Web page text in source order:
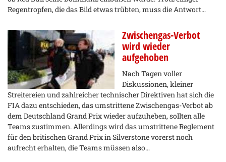
Regentropfen, die das Bild etwas trübten, muss die Antwort…
Zwischengas-Verbot
wird wieder
aufgehoben
Nach Tagen voller
Diskussionen, kleiner
Streitereien und zahlreicher technischer Direktiven hat sich die
FIA dazu entschieden, das umstrittene Zwischengas-Verbot ab
dem Deutschland Grand Prix wieder aufzuheben, sollten alle
Teams zustimmen. Allerdings wird das umstrittene Reglement
für den britischen Grand Prix in Silverstone vorerst noch
aufrecht erhalten, die Teams müssen also…